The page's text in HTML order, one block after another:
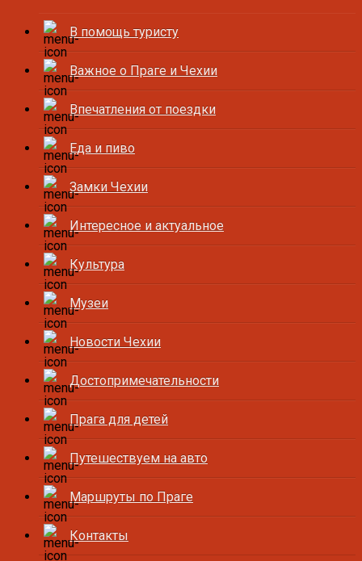
В помощь туристу
Важное о Праге и Чехии
Впечатления от поездки
Еда и пиво
Замки Чехии
Интересное и актуальное
Культура
Музеи
Новости Чехии
Достопримечательности
Прага для детей
Путешествуем на авто
Маршруты по Праге
Контакты